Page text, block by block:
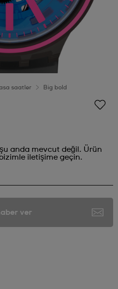
saatler Big bold
anda mevcut değil. Ürün
iletişime geçin.
ver